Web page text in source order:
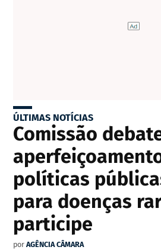
ÚLTIMAS NOTÍCIAS
Comissão
políticas
para doenças
participe
por AGÊNCIA CÂMARA